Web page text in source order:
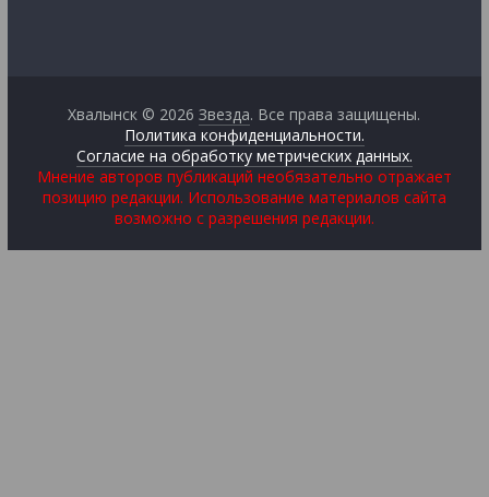
Хвалынск © 2026Звезда. Все права защищены.
Политика конфиденциальности.
Согласие на обработку метрических данных.
Мнение авторов публикаций необязательно отражает
позицию редакции. Использование материалов сайта
возможно с разрешения редакции.